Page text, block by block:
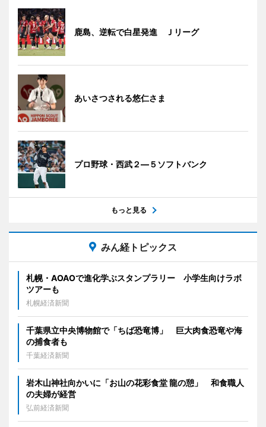
鹿島、逆転で白星発進 Ｊリーグ
あいさつされる悠仁さま
プロ野球・西武２―５ソフトバンク
もっと見る
みん経トピックス
札幌・AOAOで進化学ぶスタンプラリー 小学生向けラボ
ツアーも
札幌経済新聞
千葉県立中央博物館で「ちば恐竜博」 巨大肉食恐竜や海
の捕食者も
千葉経済新聞
岩木山神社向かいに「お山の花彩食堂 龍の憩」 和食職人
の夫婦が経営
弘前経済新聞